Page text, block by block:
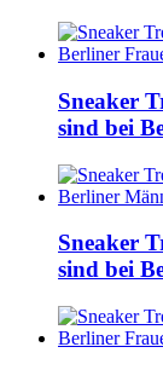
Sneaker
sind bei
Sneaker
sind bei